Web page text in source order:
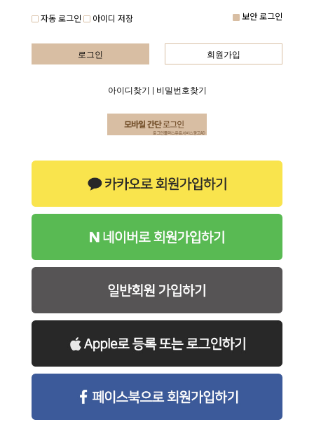
자동 로그인 아이디 저장 보안 로그인
로그인 회원가입
아이디찾기 비밀번호찾기